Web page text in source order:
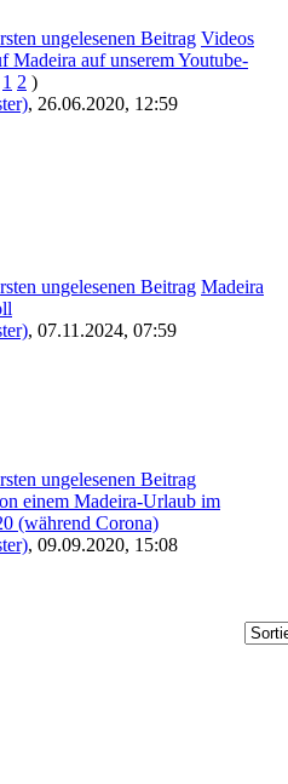
Videos
Madeira auf unserem Youtube-
1 2 )
, 26.06.2020, 12:59
Madeira
, 07.11.2024, 07:59
einem Madeira-Urlaub im
(während Corona)
, 09.09.2020, 15:08